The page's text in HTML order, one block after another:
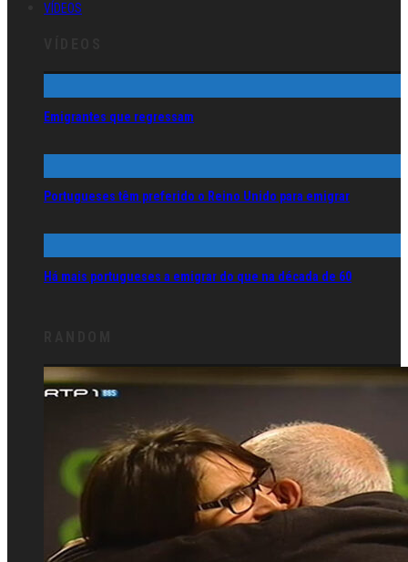
VÍDEOS
Emigrantes que regressam
Portugueses têm preferido o Reino Unido para emigrar
Há mais portugueses a emigrar do que na década de 60